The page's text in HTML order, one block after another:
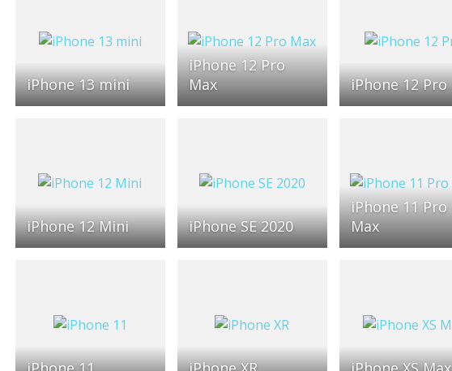
iPhone 13 mini
iPhone 12 Pro
Max
iPhone 12 Pro
iPhone 12 Mini iPhone SE 2020
iPhone 11 Pro
Max